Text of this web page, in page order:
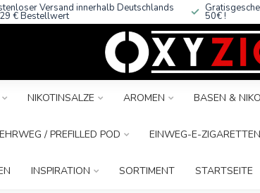
Versand innerhalb Deutschlands
€ Bestellwert 50€ !
NIKOTINSALZE AROMEN BASEN &
/ PREFILLED POD EINWEG-E-ZIGARETTEN
INSPIRATION SORTIMENT STARTSEITE